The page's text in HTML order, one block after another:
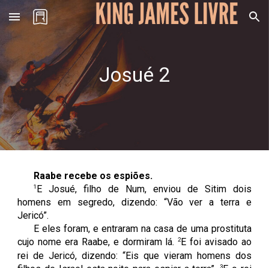
Skip to main content Skip to navigation
Josué 2
Raabe recebe os espiões.
1 E Josué, filho de Num, enviou de Sitim dois
homens em segredo, dizendo: “Vão ver a terra e
Jericó”.
E eles foram, e entraram na casa de uma prostituta
cujo nome era Raabe, e dormiram lá.2E foi avisado ao
rei de Jericó, dizendo: “Eis que vieram homens dos
3